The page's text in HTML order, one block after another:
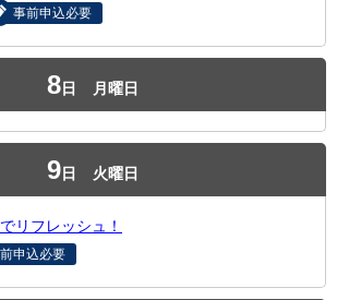
事前申込必要
8日 月曜日
9日 火曜日
リフレッシュ！
申込必要